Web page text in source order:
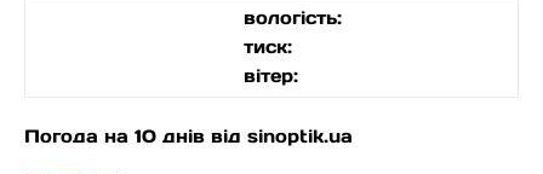
вологість:
тиск:
вітер:
Погода на 10 днів від sinoptik.ua